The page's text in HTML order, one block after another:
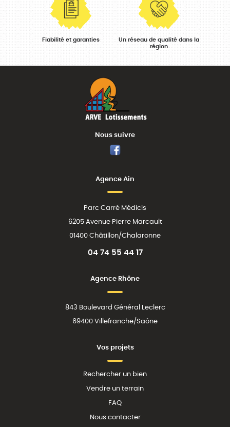
Fiabilité et garanties
Un réseau de qualité dans la
région
Nous suivre
Facebook
Agence Ain
Parc Carré Médicis
6205 Avenue Pierre Marcault
01400 Châtillon/Chalaronne
04 74 55 44 17
Agence Rhône
843 Boulevard Général Leclerc
69400 Villefranche/Saône
Vos projets
Rechercher un bien
Vendre un terrain
FAQ
Nous contacter